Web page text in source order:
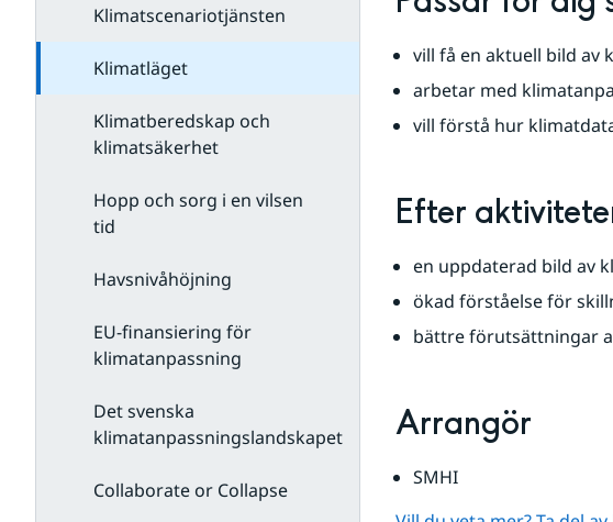
Klimatscenariotjänsten
Klimatläget
Klimatberedskap och
klimatsäkerhet
Hopp och sorg i en vilsen
tid
Havsnivåhöjning
EU-finansiering för
klimatanpassning
Det svenska
klimatanpassningslandskapet
Collaborate or Collapse
vill få en aktuell bild av
arbetar med
vill förstå hur
Efter
en uppdaterad bild av
ökad förståelse för
bättre förutsättningar
Arrangör
SMHI